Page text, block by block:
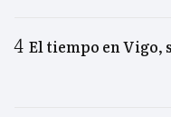
El tiempo en Vigo,